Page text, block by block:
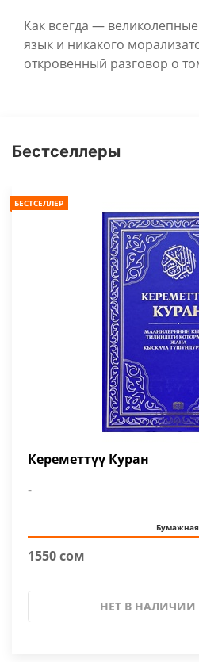
Как всегда —
язык и никакого
откровенный разговор о
Бестселлеры
БЕСТСЕЛЛЕР
Кереметтүү Куран
-
Бумажная
1550 сом
НЕТ В НАЛИЧИИ